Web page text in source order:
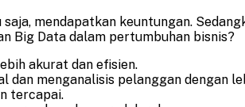
mendapatkan keuntungan.
Big Data dalam pertumbuhan bisnis?
akurat dan efisien.
dan menganalisis pelanggan dengan
tercapai.